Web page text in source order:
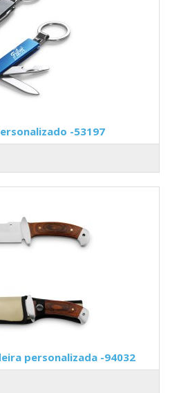
-53197
personalizada -94032